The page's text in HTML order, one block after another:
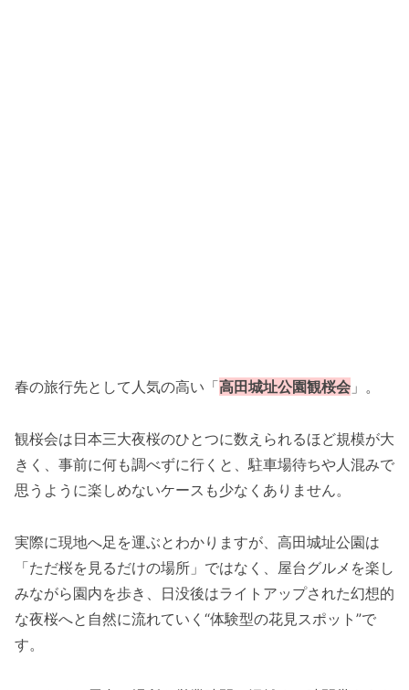
春の旅行先として人気の高い「高田城址公園観桜会 」。
観桜会は日本三大夜桜のひとつに数えられるほど規模が大
きく、事前に何も調べずに行くと、駐車場待ちや人混みで
思うように楽しめないケースも少なくありません。
実際に現地へ足を運ぶとわかりますが、高田城址公園は
「ただ桜を見るだけの場所」ではなく、屋台グルメを楽し
みながら園内を歩き、日没後はライトアップされた幻想的
な夜桜へと自然に流れていく“体験型の花見スポット”で
す。